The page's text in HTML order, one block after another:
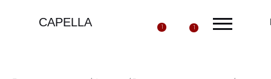
CAPELLA